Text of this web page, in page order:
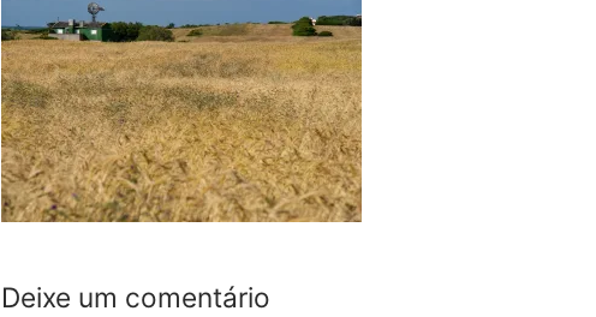
Deixe um comentário